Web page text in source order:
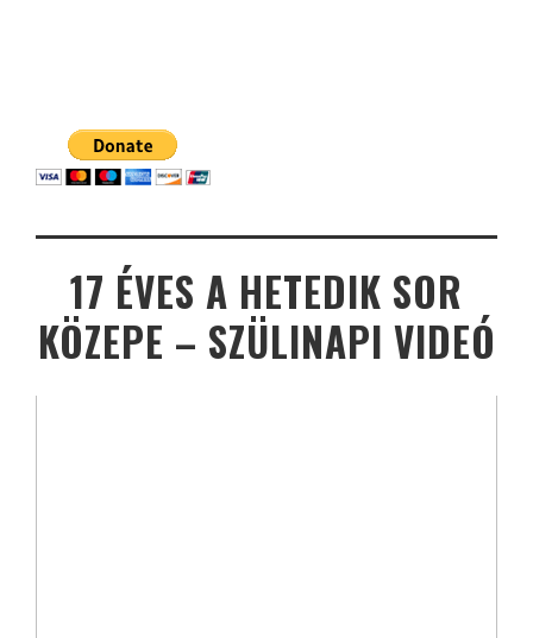
17 ÉVES A HETEDIK SOR
KÖZEPE – SZÜLINAPI VIDEÓ